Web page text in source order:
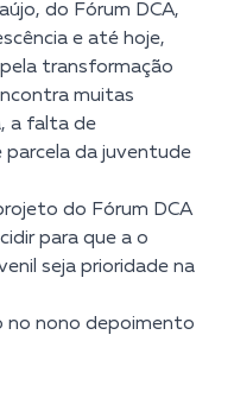
do Fórum DCA,
e até hoje,
transformação
muitas
a falta de
parcela da juventude
do Fórum DCA
para que a o
seja prioridade na
no nono depoimento